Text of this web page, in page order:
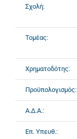
Σχολή:
Τομέας:
Χρηματοδότης:
Προϋπολογισμός:
Α.Δ.Α.:
Επ. Υπευθ.: